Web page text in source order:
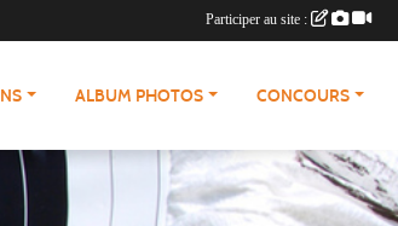
ALBUM PHOTOS CONCOURS
Participer au site :